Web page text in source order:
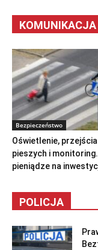
KOMUNIKACJA
Bezpieczeństwo
Oświetlenie,
pieszych i
pieniądze na
POLICJA